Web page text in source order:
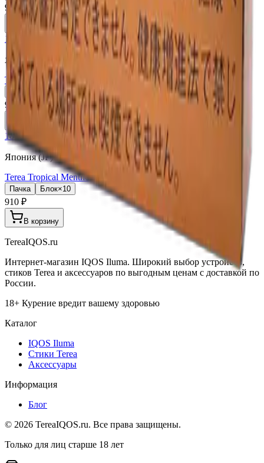
910 ₽
В корзину
18+ Мне исполнилось 18 лет
Япония (JP)
Terea Black Purple Menthol JP
Пачка Блок×10
910 ₽
18+ Мне исполнилось 18 лет
Япония (JP)
Terea Tropical Menthol JP
Пачка Блок×10
910 ₽
В корзину
TereaIQOS.ru
Интернет-магазин IQOS Iluma. Широкий выбор устройств,
стиков Terea и аксессуаров по выгодным ценам с доставкой по
России.
18+ Курение вредит вашему здоровью
Каталог
IQOS Iluma
Стики Terea
Аксессуары
Информация
Блог
© 2026 TereaIQOS.ru. Все права защищены.
Только для лиц старше 18 лет